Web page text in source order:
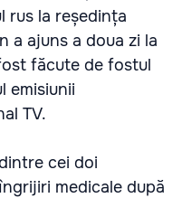
rus la reședința
a ajuns a doua zi la
făcute de fostul
emisiunii
TV.
cei doi
medicale după